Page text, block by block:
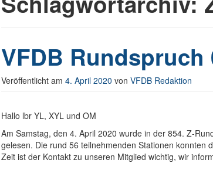
VFDB Rundspruch
Veröffentlicht am 4. April 2020 von VFDB Redaktion
Hallo lbr YL, XYL und OM
Am Samstag, den 4. April 2020 wurde in der 854. Z-
gelesen. Die rund 56 teilnehmenden Stationen konnten
Zeit ist der Kontakt zu unseren Mitglied wichtig, wir